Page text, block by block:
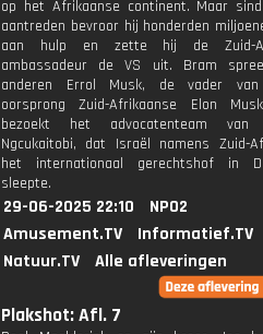
op het Afrikaanse continent. Maar
aantreden bevroor hij honderden
aan hulp en zette hij de Zuid-
ambassadeur de VS uit. Bram
anderen Errol Musk, de vader
oorsprong Zuid-Afrikaanse Elon
bezoekt het advocatenteam van
Ngcukaitobi, dat Israël namens Zuid-
het internationaal gerechtshof in
sleepte.
29-06-2025 22:10
NPO2
Amusement.TV
Informatief.TV
Natuur.TV
Alle afleveringen
Plakshot: Afl. 7